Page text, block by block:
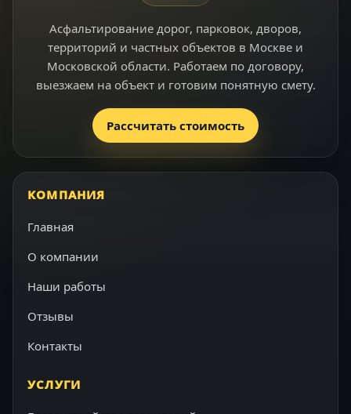
Асфальтирование дорог, парковок, дворов,
территорий и частных объектов в Москве и
Московской области. Работаем по договору,
выезжаем на объект и готовим понятную смету.
Рассчитать стоимость
КОМПАНИЯ
Главная
О компании
Наши работы
Отзывы
Контакты
УСЛУГИ